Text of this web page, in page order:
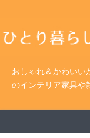
おしゃれ＆かわいい
のインテリア家具や